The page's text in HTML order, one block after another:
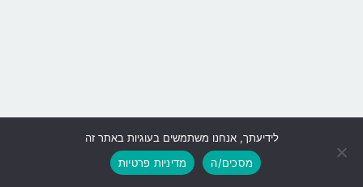
גלילה
לראש
לידיעתך, אנחנו משתמשים בעוגיות באתר זה
מסכים/ה
מדיניות פרטיות